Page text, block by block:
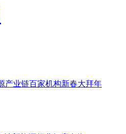
产业链百家机构新春大拜年